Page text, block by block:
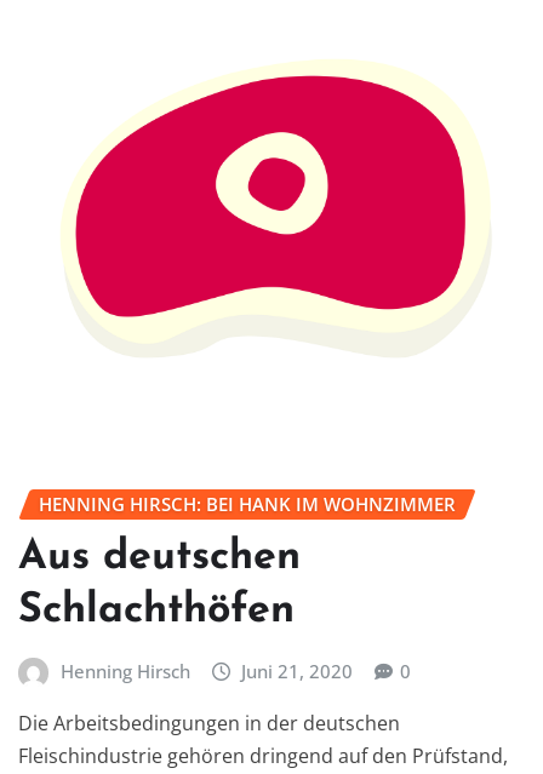
HENNING HIRSCH: BEI HANK IM WOHNZIMMER
Aus deutschen
Schlachthöfen
Henning Hirsch Juni 21, 2020 0
Die Arbeitsbedingungen in der deutschen
Fleischindustrie gehören dringend auf den Prüfstand,